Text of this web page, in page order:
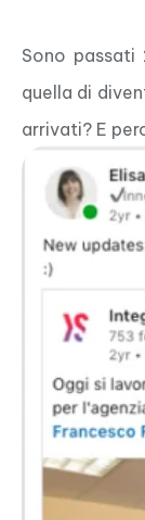
Sono passati
quella di
arrivati? E